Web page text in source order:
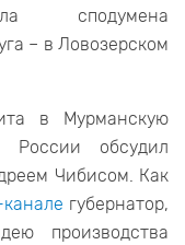
сподумена
– в Ловозерском
в Мурманскую
России обсудил
Чибисом. Как
губернатор,
производства